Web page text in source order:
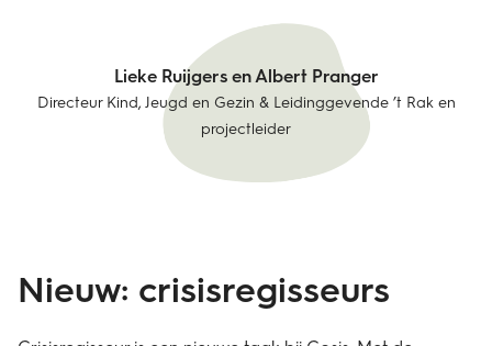
Lieke Ruijgers en Albert Pranger
Directeur Kind, Jeugd en Gezin & Leidinggevende ’t Rak en
projectleider
Nieuw: crisisregisseurs